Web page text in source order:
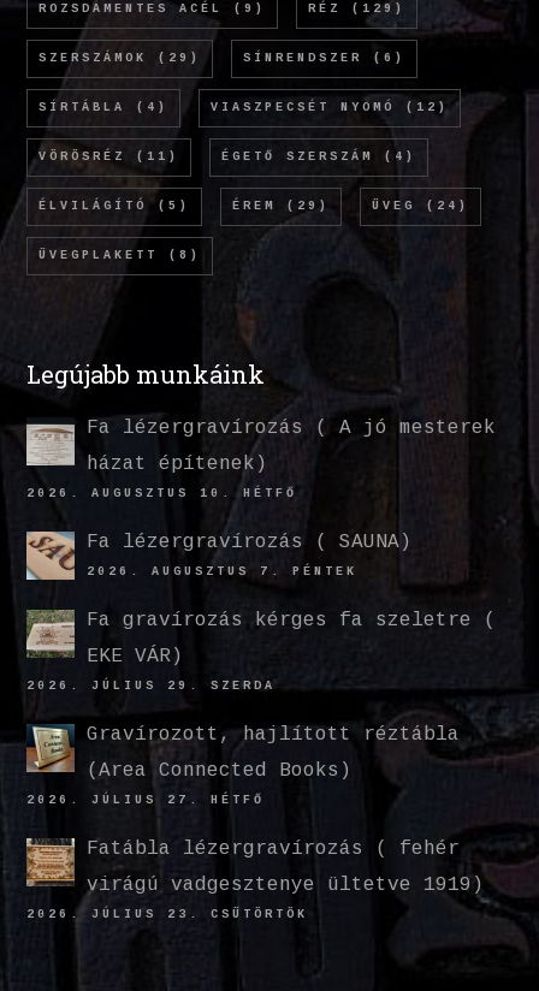
ROZSDAMENTES ACÉL (9) RÉZ (129)
SZERSZÁMOK (29) SÍNRENDSZER (6)
SÍRTÁBLA (4) VIASZPECSÉT NYOMÓ (12)
VÖRÖSRÉZ (11) ÉGETŐ SZERSZÁM (4)
ÉLVILÁGÍTÓ (5) ÉREM (29) ÜVEG (24)
ÜVEGPLAKETT (8)
Legújabb munkáink
Fa lézergravírozás ( A jó mesterek
házat építenek)
2026. AUGUSZTUS 10. HÉTFŐ
Fa lézergravírozás ( SAUNA)
2026. AUGUSZTUS 7. PÉNTEK
Fa gravírozás kérges fa szeletre (
EKE VÁR)
2026. JÚLIUS 29. SZERDA
Gravírozott, hajlított réztábla
(Area Connected Books)
2026. JÚLIUS 27. HÉTFŐ
Fatábla lézergravírozás ( fehér
virágú vadgesztenye ültetve 1919)
2026. JÚLIUS 23. CSÜTÖRTÖK